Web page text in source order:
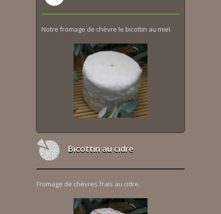
Notre fromage de chèvre le bicottin au miel.
Bicottin au cidre
Fromage de chèvres frais au cidre.